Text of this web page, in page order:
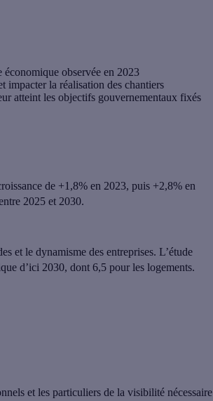
observée en 2023
impacter la réalisation des chantiers
atteint les objectifs gouvernementaux fixés
de +1,8% en 2023, puis +2,8% en
2025 et 2030.
et le dynamisme des entreprises. L’étude
d’ici 2030, dont 6,5 pour les logements.
et les particuliers de la visibilité nécessaire